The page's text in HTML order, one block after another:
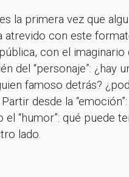
a
por suscribirte a
la primera vez que
con este
con el
del “personaje”: ¿hay
famoso detrás?
desde la
“humor”: qué puede
lado.